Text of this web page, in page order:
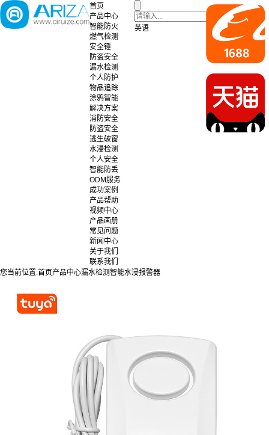
首页
产品中心
智能防火
燃气检测
安全锤
防盗安全
漏水检测
个人防护
物品追踪
涂鸦智能
解决方案
消防安全
防盗安全
逃生破窗
水浸检测
个人安全
智能防丢
ODM服务
成功案例
产品帮助
视频中心
产品画册
常见问题
新闻中心
关于我们
联系我们
英语
您当前位置:首页产品中心漏水检测智能水浸报警器